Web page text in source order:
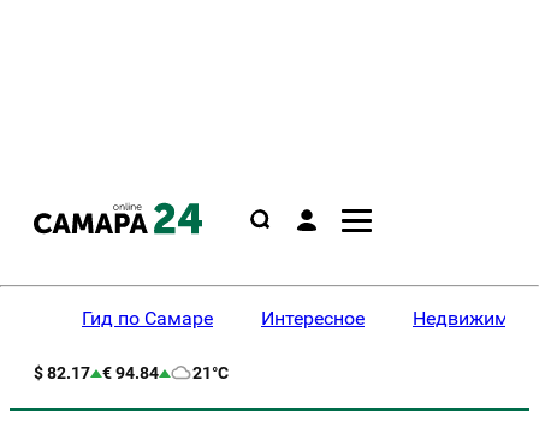
Гид по Самаре Интересное
$ 82.17 € 94.84 21°C